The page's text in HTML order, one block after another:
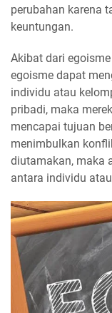
perubahan karena
keuntungan.
Akibat dari
egoisme dapat
individu atau
pribadi, maka
mencapai tujuan
menimbulkan
diutamakan, maka
antara individu